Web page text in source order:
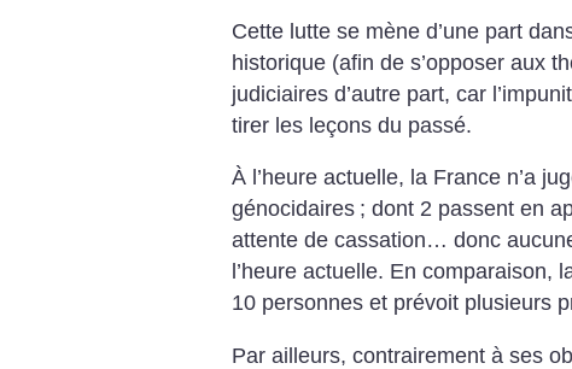
Cette lutte se mène d’une part
historique (afin de s’opposer aux
judiciaires d’autre part, car
tirer les leçons du passé.
À l’heure actuelle, la France n’a
génocidaires ; dont 2 passent en
attente de cassation… donc
l’heure actuelle. En comparaison,
10 personnes et prévoit plusieurs
Par ailleurs, contrairement à ses